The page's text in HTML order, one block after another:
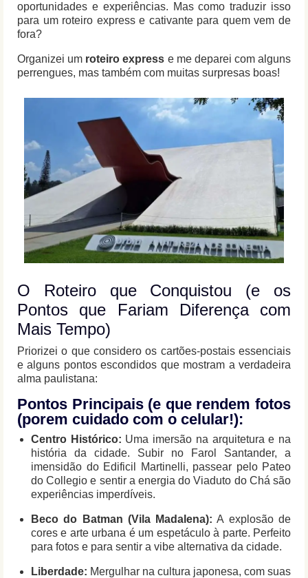
oportunidades e experiências. Mas como traduzir isso
para um roteiro express e cativante para quem vem de
fora?
Organizei um roteiro express e me deparei com alguns
perrengues, mas também com muitas surpresas boas!
O Roteiro que Conquistou (e os
Pontos que Fariam Diferença com
Mais Tempo)
Priorizei o que considero os cartões-postais essenciais
e alguns pontos escondidos que mostram a verdadeira
alma paulistana:
Pontos Principais (e que rendem fotos
(porem cuidado com o celular!):
Centro Histórico: Uma imersão na arquitetura e na
história da cidade. Subir no Farol Santander, a
imensidão do Edificil Martinelli, passear pelo Pateo
do Collegio e sentir a energia do Viaduto do Chá são
experiências imperdíveis.
Beco do Batman (Vila Madalena): A explosão de
cores e arte urbana é um espetáculo à parte. Perfeito
para fotos e para sentir a vibe alternativa da cidade.
Liberdade: Mergulhar na cultura japonesa, com suas